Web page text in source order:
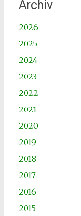
Archiv
2026
2025
2024
2023
2022
2021
2020
2019
2018
2017
2016
2015